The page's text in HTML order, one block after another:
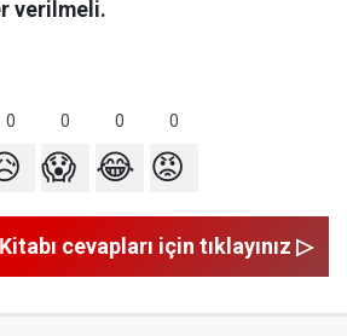
verilmeli.
0 0 0 0
😱 😂 😡
cevapları için tıklayınız ▷